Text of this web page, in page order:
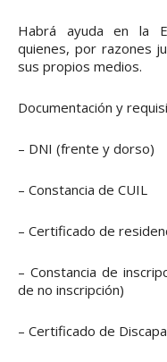
Habrá ayuda en la
quienes, por razones
sus propios medios.
Documentación y
– DNI (frente y dorso)
– Constancia de CUIL
– Certificado de
– Constancia de
de no inscripción)
– Certificado de